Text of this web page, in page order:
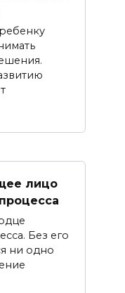
лицо
Без его
ни одно